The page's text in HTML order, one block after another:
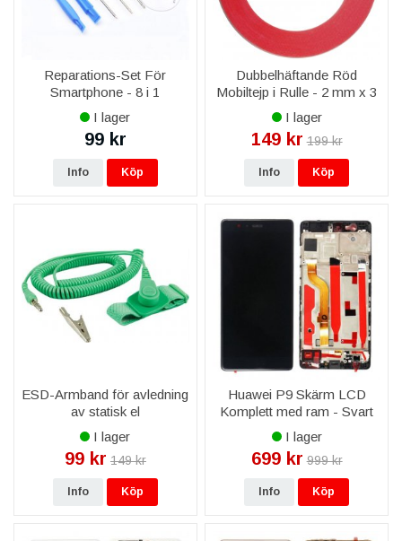
Reparations-Set För
Smartphone - 8 i 1
I lager
99 kr
Info Köp
Dubbelhäftande Röd
Mobiltejp i Rulle - 2 mm x 3
M
I lager
149 kr 199 kr
Info Köp
ESD-Armband för avledning
av statisk el
I lager
99 kr 149 kr
Info Köp
Huawei P9 Skärm LCD
Komplett med ram - Svart
I lager
699 kr 999 kr
Info Köp